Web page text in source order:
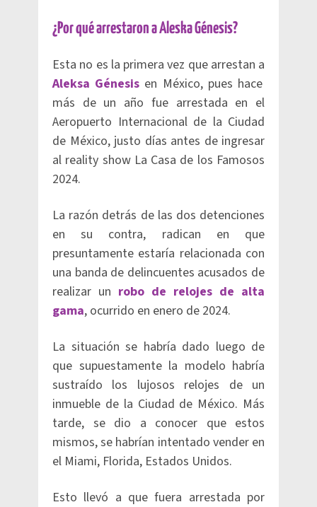
¿Por qué arrestaron a Aleska Génesis?
Esta no es la primera vez que arrestan a
Aleksa Génesis en México, pues hace
más de un año fue arrestada en el
Aeropuerto Internacional de la Ciudad
de México, justo días antes de ingresar
al reality show La Casa de los Famosos
2024.
La razón detrás de las dos detenciones
en su contra, radican en que
presuntamente estaría relacionada con
una banda de delincuentes acusados de
realizar un robo de relojes de alta
gama, ocurrido en enero de 2024.
La situación se habría dado luego de
que supuestamente la modelo habría
sustraído los lujosos relojes de un
inmueble de la Ciudad de México. Más
tarde, se dio a conocer que estos
mismos, se habrían intentado vender en
el Miami, Florida, Estados Unidos.
Esto llevó a que fuera arrestada por